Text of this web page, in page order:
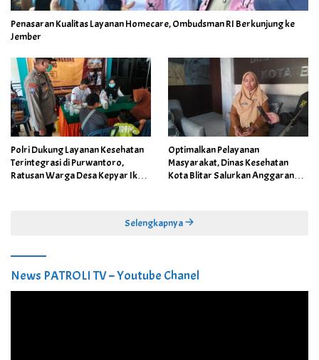
Penasaran Kualitas Layanan Homecare, Ombudsman RI Berkunjung ke
Jember
Polri Dukung Layanan Kesehatan
Terintegrasi di Purwantoro,
Ratusan Warga Desa Kepyar Ikuti
Optimalkan Pelayanan
Masyarakat, Dinas Kesehatan
Kota Blitar Salurkan Anggaran
Selengkapnya
News PATROLI TV – Youtube Chanel